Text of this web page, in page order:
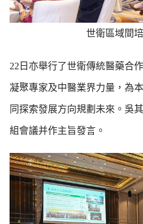
世衛區域間
22日亦舉行了世衛傳統醫藥合
凝聚專家及中醫業界力量，為
同探索發展方向規劃未來。吳
組會議并作主旨發言。